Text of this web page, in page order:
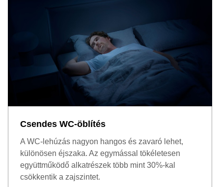
Csendes WC-öblítés
A WC-lehúzás nagyon hangos és zavaró lehet,
különösen éjszaka. Az egymással tökéletesen
együttműködő alkatrészek több mint 30%-kal
csökkentik a zajszintet.